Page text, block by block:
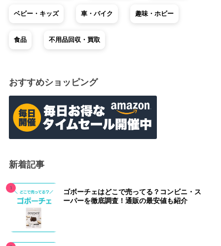
ベビー・キッズ 車・バイク 趣味・ホビー
食品 不用品回収・買取
おすすめショッピング
新着記事
ゴボーチェはどこで売ってる？コンビニ・ス
ーパーを徹底調査！通販の最安値も紹介